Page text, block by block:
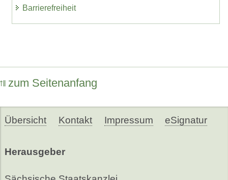
Barrierefreiheit
zum Seitenanfang
Übersicht Kontakt Impressum eSignatur
Herausgeber